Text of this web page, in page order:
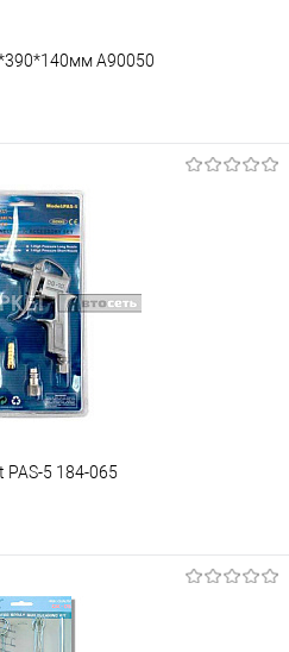
A90050
Под заказ
PAS-5 184-065
заказ